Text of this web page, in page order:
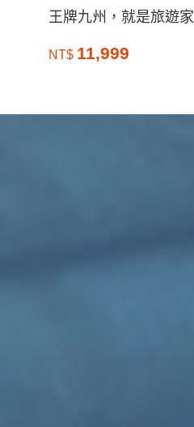
王牌九州，就是旅遊家
NT$ 11,999